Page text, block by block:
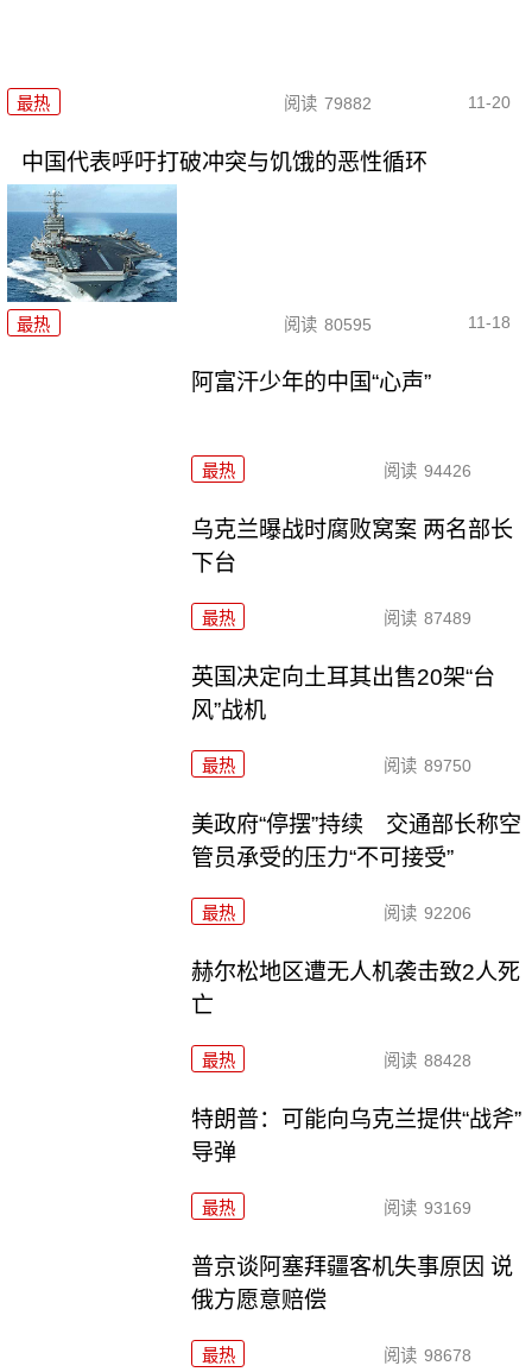
最热 阅读 79882 11-20
中国代表呼吁打破冲突与饥饿的恶性循环
最热 阅读 80595 11-18
阿富汗少年的中国“心声”
最热 阅读 94426
乌克兰曝战时腐败窝案 两名部长
下台
最热 阅读 87489
英国决定向土耳其出售20架“台
风”战机
最热 阅读 89750
美政府“停摆”持续 交通部长称空
管员承受的压力“不可接受”
最热 阅读 92206
赫尔松地区遭无人机袭击致2人死
亡
最热 阅读 88428
特朗普：可能向乌克兰提供“战斧”
导弹
最热 阅读 93169
普京谈阿塞拜疆客机失事原因 说
俄方愿意赔偿
最热 阅读 98678